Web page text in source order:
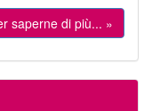
saperne di più... »